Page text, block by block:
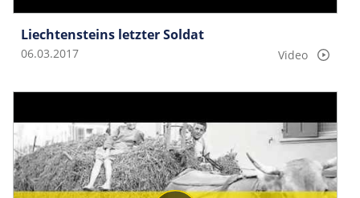
Liechtensteins letzter Soldat
06.03.2017 Video